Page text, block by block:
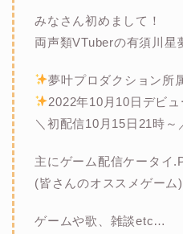
みなさん初めまして！
両声類VTuberの有須川星
夢叶プロダクション所
2022年10月10日デビュ
＼初配信10月15日21時～
主にゲーム配信ケータイ
(皆さんのオススメゲーム
ゲームや歌、雑談etc…